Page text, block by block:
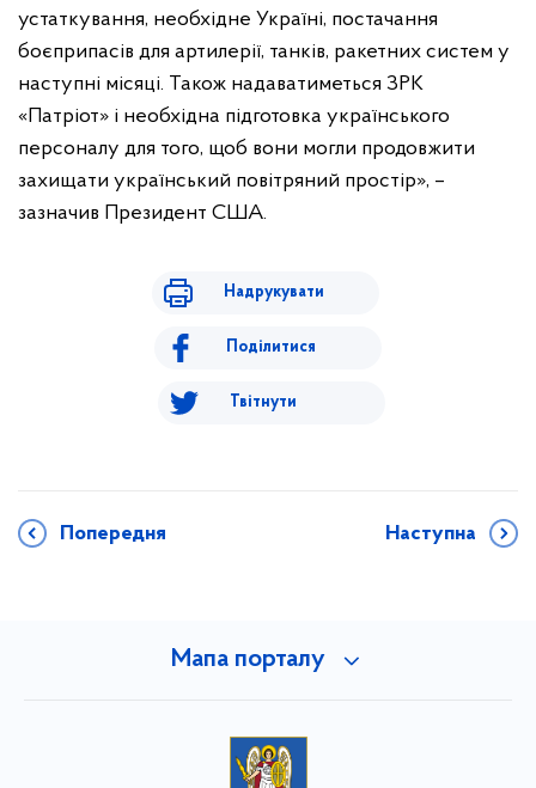
устаткування, необхідне Україні, постачання
боєприпасів для артилерії, танків, ракетних систем у
наступні місяці. Також надаватиметься ЗРК
«Патріот» і необхідна підготовка українського
персоналу для того, щоб вони могли продовжити
захищати український повітряний простір», –
зазначив Президент США.
Надрукувати
Поділитися
Твітнути
Попередня Наступна
Мапа порталу